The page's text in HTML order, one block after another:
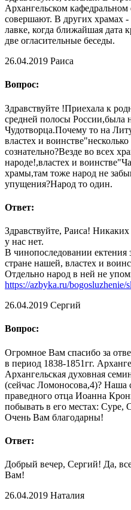
Архангельском
совершают. В других храмах
лавке, когда ближайшая дата
две огласительные беседы.
26.04.2019 Раиса
Вопрос:
Здравствуйте !Приехала к
средней полосы России,была
Чудотворца.Почему то на
властех и
сознательно?Везде во всех
народе!,властех и
храмы,там тоже народ не
упущения?Народ то один.
Ответ:
Здравствуйте, Раиса!
у нас нет.
В чинопоследовании ектения
стране нашей, властех и
Отдельно народ в ней не
https://azbyka.ru/bogosluzhenie/
26.04.2019 Сергий
Вопрос:
Огромное Вам спасибо за
в период 1838-1851гг.
Архангельская духовная
(сейчас Ломоносова,4)? Наша
праведного отца Иоанна
побывать в его местах: Суре,
Очень Вам благодарны!
Ответ:
Добрый вечер, Сергий! Да,
Вам!
26.04.2019 Наталия